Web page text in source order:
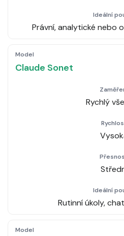
Právní, analytické nebo
Claude Sonet
Rychlý
Rutinní úkoly,